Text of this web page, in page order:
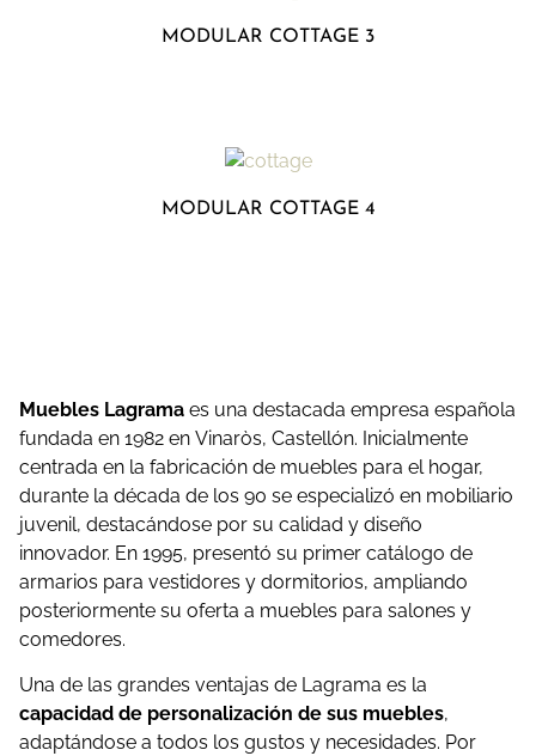
MODULAR COTTAGE 3
MODULAR COTTAGE 4
Muebles Lagrama es una destacada empresa española
fundada en 1982 en Vinaròs, Castellón. Inicialmente
centrada en la fabricación de muebles para el hogar,
durante la década de los 90 se especializó en mobiliario
juvenil, destacándose por su calidad y diseño
innovador. En 1995, presentó su primer catálogo de
armarios para vestidores y dormitorios, ampliando
posteriormente su oferta a muebles para salones y
comedores.
Una de las grandes ventajas de Lagrama es la
capacidad de personalización de sus muebles,
adaptándose a todos los gustos y necesidades. Por